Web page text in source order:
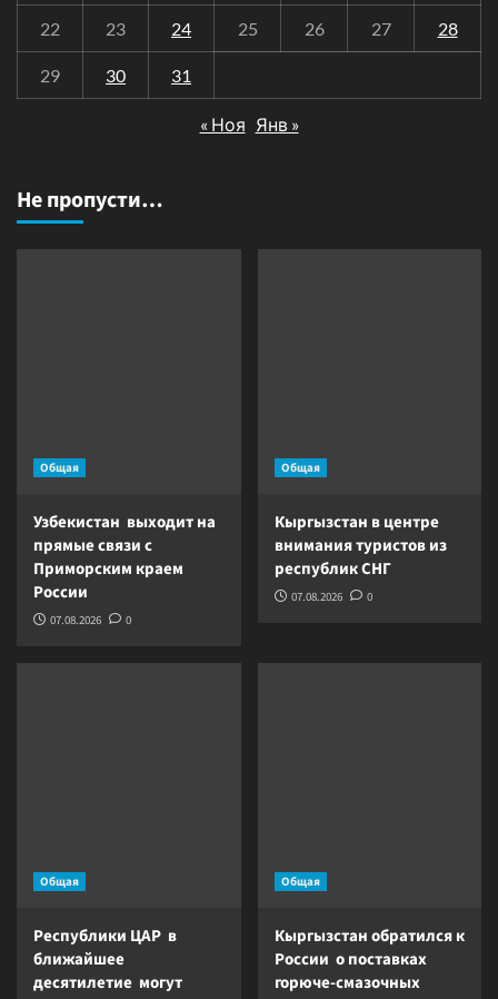
22 23 24 25 26 27 28
29 30 31
« Ноя Янв »
Не пропусти…
Общая
Узбекистан выходит на
прямые связи с
Приморским краем
России
07.08.2026 0
Общая
Кыргызстан в центре
внимания туристов из
республик СНГ
07.08.2026 0
Общая
Республики ЦАР в
ближайшее
десятилетие могут
Общая
Кыргызстан обратился к
России о поставках
горюче-смазочных